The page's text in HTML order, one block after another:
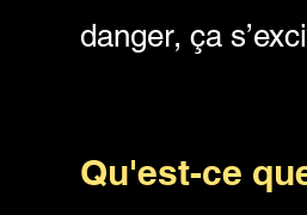
danger, ça
Qu'est-ce